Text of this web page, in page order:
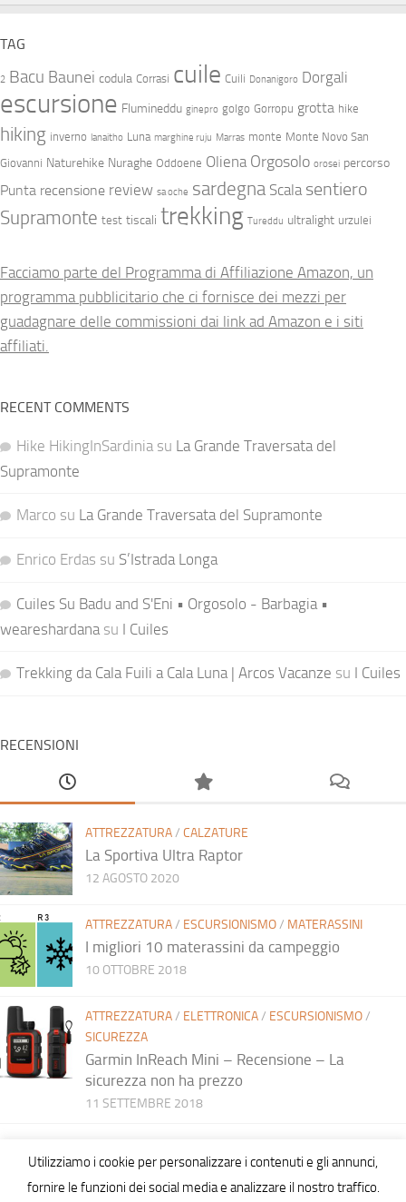
TAG
2 Bacu Baunei codula Corrasi cuile Cuili Donanigoro Dorgali
escursione Flumineddu ginepro golgo Gorropu grotta hike
hiking inverno lanaitho Luna marghine ruju Marras monte Monte Novo San
Giovanni Naturehike Nuraghe Oddoene Oliena Orgosolo orosei percorso
Punta recensione review sa oche sardegna Scala sentiero
Supramonte test tiscali trekking Tureddu ultralight urzulei
Facciamo parte del Programma di Affiliazione Amazon, un
programma pubblicitario che ci fornisce dei mezzi per
guadagnare delle commissioni dai link ad Amazon e i siti
affiliati.
RECENT COMMENTS
Hike HikingInSardinia su La Grande Traversata del
Supramonte
Marco su La Grande Traversata del Supramonte
Enrico Erdas su S’Istrada Longa
Cuiles Su Badu and S'Eni • Orgosolo - Barbagia •
weareshardana su I Cuiles
Trekking da Cala Fuili a Cala Luna | Arcos Vacanze su I Cuiles
RECENSIONI
ATTREZZATURA/ CALZATURE
La Sportiva Ultra Raptor
12 AGOSTO 2020
ATTREZZATURA/ ESCURSIONISMO/ MATERASSINI
I migliori 10 materassini da campeggio
10 OTTOBRE 2018
ATTREZZATURA/ ELETTRONICA/ ESCURSIONISMO/
SICUREZZA
Garmin InReach Mini – Recensione – La
sicurezza non ha prezzo
11 SETTEMBRE 2018
Utilizziamo i cookie per personalizzare i contenuti e gli annunci,
fornire le funzioni dei social media e analizzare il nostro traffico.